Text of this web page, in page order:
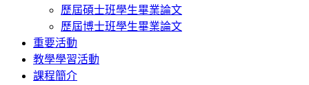
歷屆碩士班學生畢業論文
歷屆博士班學生畢業論文
重要活動
教學學習活動
課程簡介